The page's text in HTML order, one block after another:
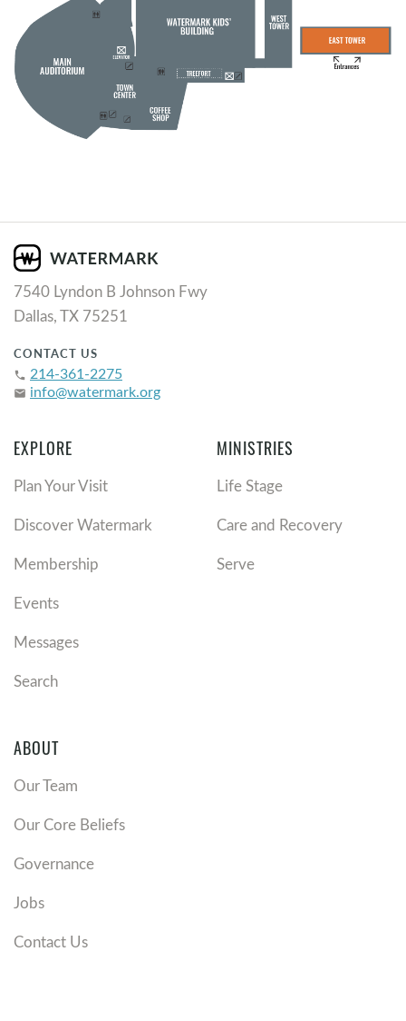
7540 Lyndon B Johnson Fwy
Dallas, TX 75251
CONTACT US
phone 214-361-2275
email info@watermark.org
EXPLORE
Plan Your Visit
Discover Watermark
Membership
Events
Messages
Search
MINISTRIES
Life Stage
Care and Recovery
Serve
ABOUT
Our Team
Our Core Beliefs
Governance
Jobs
Contact Us